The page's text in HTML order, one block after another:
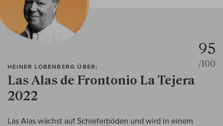
HEINER LOBENBERG ÜBER:
Las Alas de Frontonio La Tejera
2022
95
/100
Las Alas wächst auf Schieferböden und wird in einem